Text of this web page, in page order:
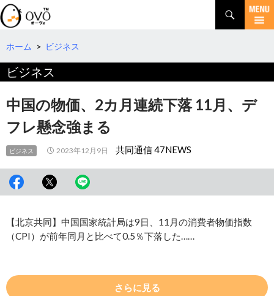
検
索
コ
テ
へ
動
ホーム > ビジネス
ビジネス
中国の物価、2カ月連続下落 11月、デ
フレ懸念強まる
ビジネス 2023年12月9日 共同通信 47NEWS
【北京共同】中国国家統計局は9日、11月の消費者物価指数
（CPI）が前年同月と比べて0.5％下落した……
さらに見る